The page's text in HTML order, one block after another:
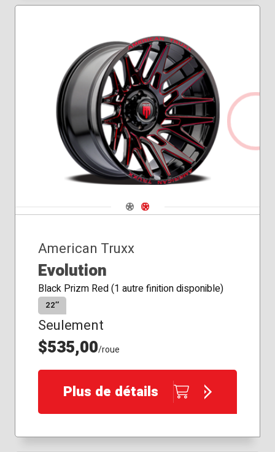
Navigate 1
Navigate 2
American Truxx
Evolution
Black Prizm Red (1 autre finition disponible)
22″
Seulement
$535,00/roue
Plus de détails